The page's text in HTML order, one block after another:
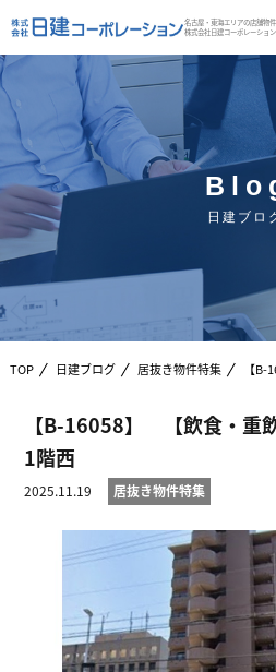
名古屋・東海エリアの店舗物
株式会社日建コーポレーション
日建ブロ
TOP 日建ブログ 居抜き物件特集 【
【B-16058】 【飲食・
1階西
2025.11.19 居抜き物件特集